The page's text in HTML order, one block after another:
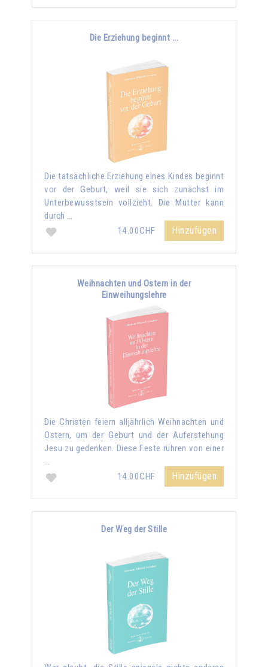
Die Erziehung beginnt ...
Die tatsächliche Erziehung eines Kindes beginnt
vor der Geburt, weil sie sich zunächst im
Unterbewusstsein vollzieht. Die Mutter kann
durch …
14.00CHF
Hinzufügen
Weihnachten und Ostern in der
Einweihungslehre
Die Christen feiern alljährlich Weihnachten und
Ostern, um der Geburt und der Auferstehung
Jesu zu gedenken. Diese Feste rühren von einer
14.00CHF
Hinzufügen
Der Weg der Stille